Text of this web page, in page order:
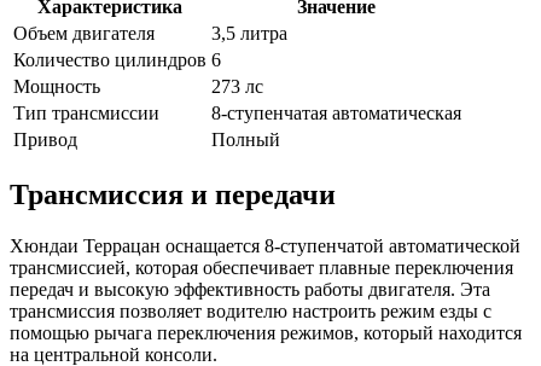
Характеристика
Значение
Объем двигателя
3,5 литра
Количество цилиндров 6
Мощность
273 лс
Тип трансмиссии
8-ступенчатая автоматическая
Привод
Полный
Трансмиссия и передачи
Хюндаи Террацан оснащается 8-ступенчатой автоматической
трансмиссией, которая обеспечивает плавные переключения
передач и высокую эффективность работы двигателя. Эта
трансмиссия позволяет водителю настроить режим езды с
помощью рычага переключения режимов, который находится
на центральной консоли.